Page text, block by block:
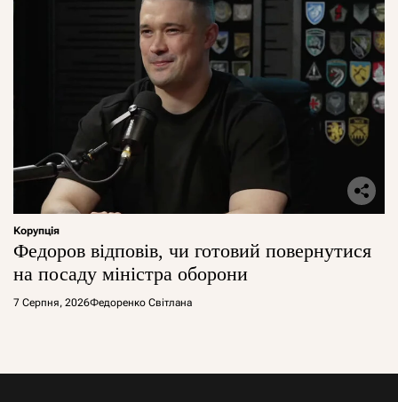
Корупція
Федоров відповів, чи готовий повернутися
на посаду міністра оборони
7 Серпня, 2026Федоренко Світлана